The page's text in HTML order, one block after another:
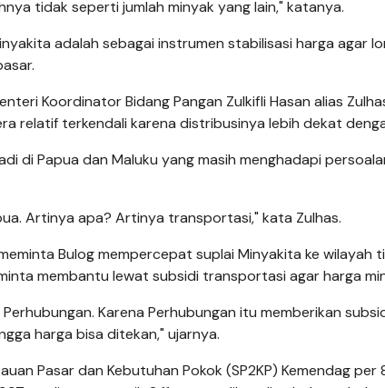
tidak seperti jumlah minyak yang lain," katanya.
adalah sebagai instrumen stabilisasi harga agar
Koordinator Bidang Pangan Zulkifli Hasan alias
relatif terkendali karena distribusinya lebih dekat
di Papua dan Maluku yang masih menghadapi
Artinya apa? Artinya transportasi," kata Zulhas.
Bulog mempercepat suplai Minyakita ke wilayah
membantu lewat subsidi transportasi agar harga
Karena Perhubungan itu memberikan
harga bisa ditekan," ujarnya.
Pasar dan Kebutuhan Pokok (SP2KP) Kemendag